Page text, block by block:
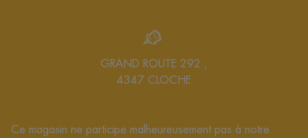
GRAND ROUTE 292 ,
4347 CLOCHE
Ce magasin ne participe malheureusement pas à notre